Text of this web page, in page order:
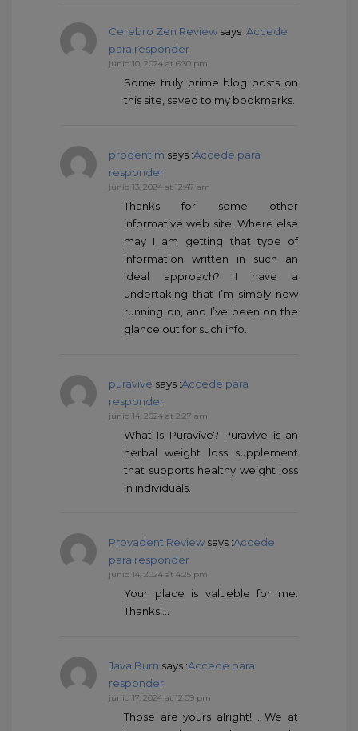
Cerebro Zen Review says :Accede
para responder
junio 10, 2024 at 6:30 pm
Some truly prime blog posts on
this site, saved to my bookmarks.
prodentim says :Accede para
responder
junio 13, 2024 at 12:47 am
Thanks for some other
informative web site. Where else
may I am getting that type of
information written in such an
ideal approach? I have a
undertaking that I’m simply now
running on, and I’ve been on the
glance out for such info.
puravive says :Accede para
responder
junio 14, 2024 at 2:27 am
What Is Puravive? Puravive is an
herbal weight loss supplement
that supports healthy weight loss
in individuals.
Provadent Review says :Accede
para responder
junio 14, 2024 at 4:25 pm
Your place is valueble for me.
Thanks!…
Java Burn says :Accede para
responder
junio 17, 2024 at 12:09 pm
Those are yours alright! . We at